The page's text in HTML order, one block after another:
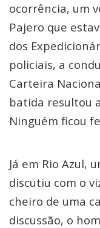
ocorrência, um
Pajero que
dos
policiais, a
Carteira
batida resultou
Ninguém ficou
Já em Rio Azul,
discutiu com o
cheiro de uma
discussão, o